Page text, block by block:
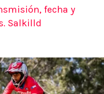
fecha y
Salkilld